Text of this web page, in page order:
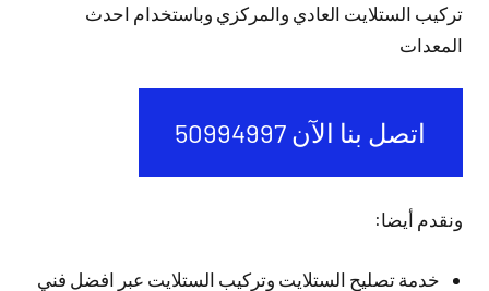
تركيب الستلايت العادي والمركزي وباستخدام احدث
المعدات
اتصل بنا الآن 50994997
ونقدم أيضا:
خدمة تصليح الستلايت وتركيب الستلايت عبر افضل فني